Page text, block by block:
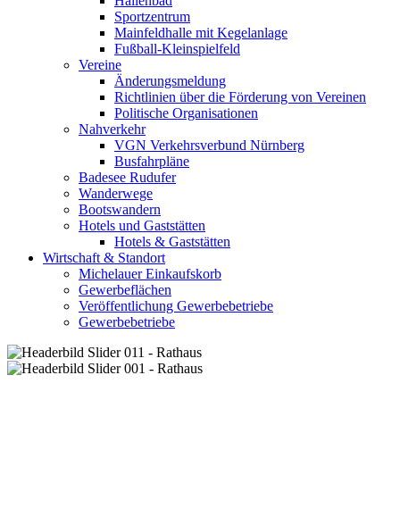
Sportzentrum
Mainfeldhalle mit Kegelanlage
Fußball-Kleinspielfeld
Vereine
Änderungsmeldung
Richtlinien über die Förderung von Vereinen
Politische Organisationen
Nahverkehr
VGN Verkehrsverbund Nürnberg
Busfahrpläne
Badesee Rudufer
Wanderwege
Bootswandern
Hotels und Gaststätten
Hotels & Gaststätten
Wirtschaft & Standort
Michelauer Einkaufskorb
Gewerbeflächen
Veröffentlichung Gewerbebetriebe
Gewerbebetriebe